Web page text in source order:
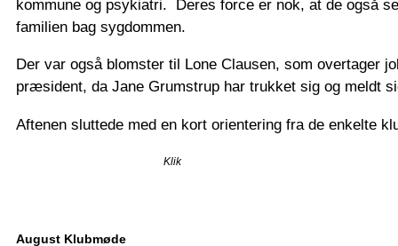
kommune og psykiatri. Deres force er nok, at de også
familien bag sygdommen.
Der var også blomster til Lone Clausen, som overtager
præsident, da Jane Grumstrup har trukket sig og meldt
Aftenen sluttede med en kort orientering fra de enkelte
Klik
August Klubmøde